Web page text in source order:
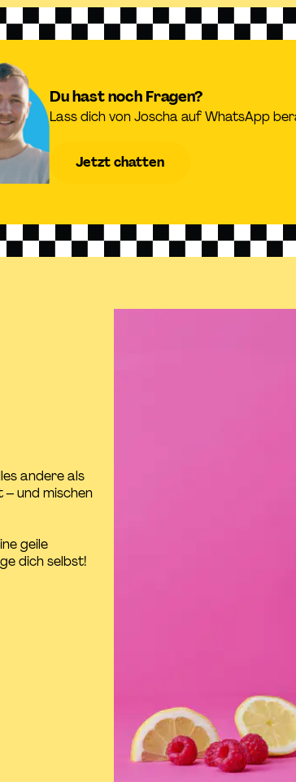
Du hast noch Fragen?
Lass dich von Joscha auf WhatsApp
Jetzt chatten
andere als
– und mischen
geile
dich selbst!